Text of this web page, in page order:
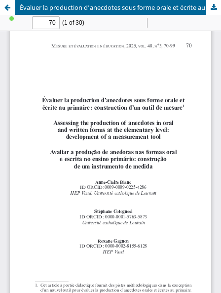
Évaluer la production d’anecdotes sous forme orale et écrite au primaire : construction d’un outil de mesure